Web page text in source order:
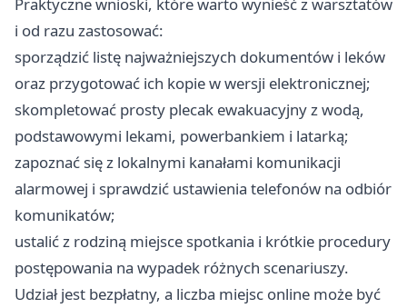
i od razu zastosować:
sporządzić listę najważniejszych dokumentów i leków
oraz przygotować ich kopie w wersji elektronicznej;
skompletować prosty plecak ewakuacyjny z wodą,
podstawowymi lekami, powerbankiem i latarką;
zapoznać się z lokalnymi kanałami komunikacji
alarmowej i sprawdzić ustawienia telefonów na odbiór
komunikatów;
ustalić z rodziną miejsce spotkania i krótkie procedury
postępowania na wypadek różnych scenariuszy.
Udział jest bezpłatny, a liczba miejsc online może być